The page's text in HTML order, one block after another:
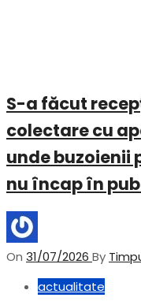
S-a făcut
colectare cu
unde buzoienii
nu încap în
On 31/07/2026 By
actualitate